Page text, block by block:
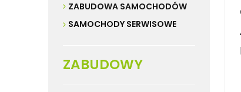
ZABUDOWA SAMOCHODÓW
SAMOCHODY SERWISOWE
ZABUDOWY